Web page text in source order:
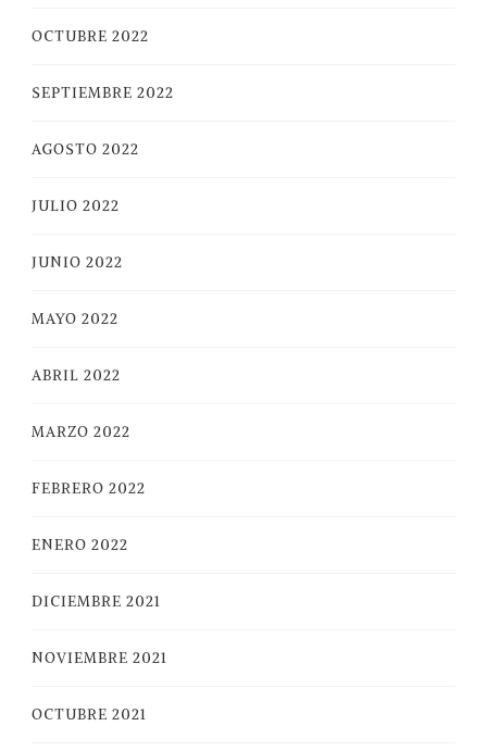
OCTUBRE 2022
SEPTIEMBRE 2022
AGOSTO 2022
JULIO 2022
JUNIO 2022
MAYO 2022
ABRIL 2022
MARZO 2022
FEBRERO 2022
ENERO 2022
DICIEMBRE 2021
NOVIEMBRE 2021
OCTUBRE 2021